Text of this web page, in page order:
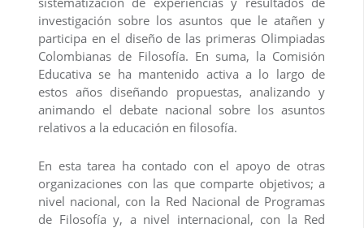
investigación sobre los asuntos que le atañen y
participa en el diseño de las primeras Olimpiadas
Colombianas de Filosofía. En suma, la Comisión
Educativa se ha mantenido activa a lo largo de
estos años diseñando propuestas, analizando y
animando el debate nacional sobre los asuntos
relativos a la educación en filosofía.
En esta tarea ha contado con el apoyo de otras
organizaciones con las que comparte objetivos; a
nivel nacional, con la Red Nacional de Programas
de Filosofía y, a nivel internacional, con la Red